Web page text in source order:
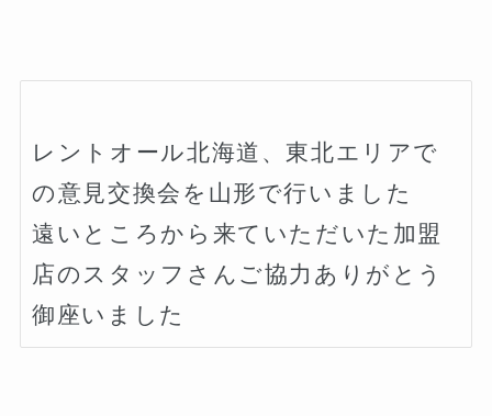
レントオール北海道、東北エリアで
の意見交換会を山形で行いました
遠いところから来ていただいた加盟
店のスタッフさんご協力ありがとう